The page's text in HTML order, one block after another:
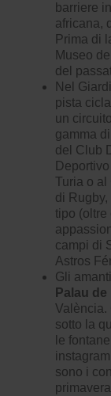
barriere
africana,
Prima di
Museo
del
Nel
pista
un
gamma
del Club
Turia o
di
tipo (oltre
campi di
Astros
Gli
Palau
València.
sotto la
le
sono i